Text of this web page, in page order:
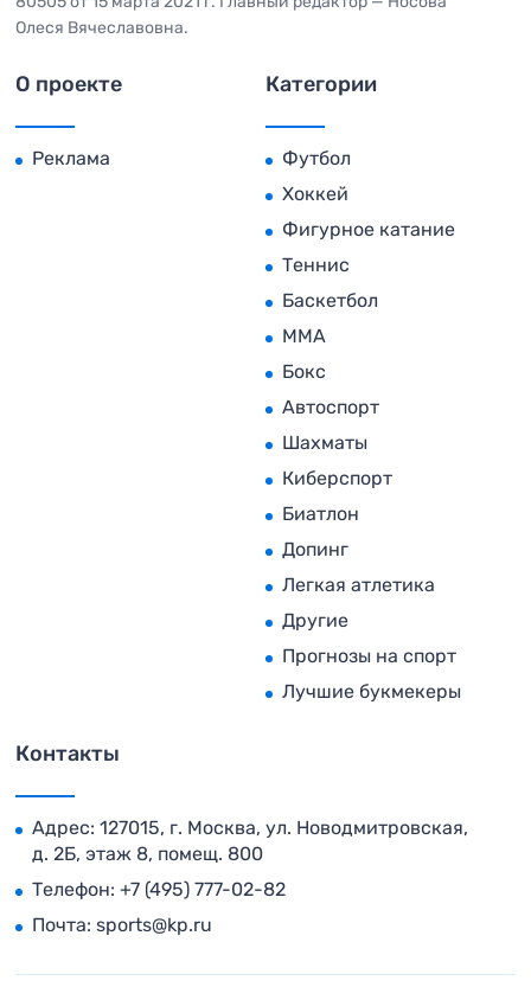
Олеся Вячеславовна.
О проекте
Реклама
Категории
Футбол
Хоккей
Фигурное катание
Теннис
Баскетбол
MMA
Бокс
Автоспорт
Шахматы
Киберспорт
Биатлон
Допинг
Легкая атлетика
Другие
Прогнозы на спорт
Лучшие букмекеры
Контакты
Адрес: 127015, г. Москва, ул. Новодмитровская,
д. 2Б, этаж 8, помещ. 800
Телефон: +7 (495) 777-02-82
Почта: sports@kp.ru